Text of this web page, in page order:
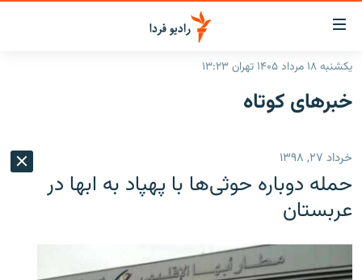
لینک‌های
قابلیت
دسترسی
بازگشت
اصلی
رفتن
صفحه
ایران
رادیو
انتخاب کنید و بشنویدپادکست
گزارش‌های تصویریزنان فردا
یکشنبه ۱۸ مرداد ۱۴۰۵ تهران ۱۳:۲۳
خبرهای کوتاه
خرداد ۲۷, ۱۳۹۸
حمله دوباره حوثی‌ها با پهپاد به ابها در
عربستان